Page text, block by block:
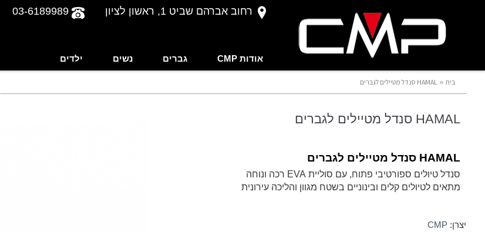
רחוב אברהם שביט 1, ראשון לציון 03-6189989
אודות CMP גברים נשים ילדים
בית HAMAL סנדל מטיילים לגברים
HAMAL סנדל מטיילים לגברים
HAMAL סנדל מטיילים לגברים
סנדל טיולים ספורטיבי פתוח, עם סוליית EVA רכה ונוחה
מתאים לטיולים קלים ובינוניים בשטח מגוון והליכה עירונית
יצרן: CMP